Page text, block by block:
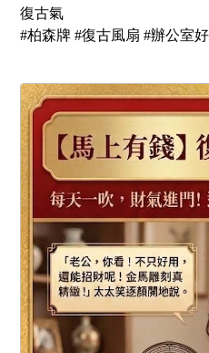
復古氣
#柏森牌 #復古風扇 #辦公室